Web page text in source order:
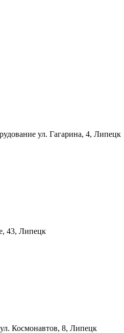
ул. Гагарина, 4, Липецк
43, Липецк
ул. Космонавтов, 8, Липецк